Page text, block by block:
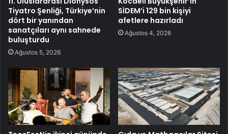
Tiyatro Şenliği, Türkiye’nin
dört bir yanından
sanatçıları aynı sahnede
buluşturdu
Ağustos 5, 2026
SİDEM’i 129 bin kişiyi
afetlere hazırladı
Ağustos 4, 2026